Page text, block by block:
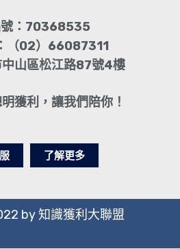
號：70368535
（02）66087311
山區松江路87號4樓
獲利，讓我們陪你！
了解更多
by 知識獲利大聯盟